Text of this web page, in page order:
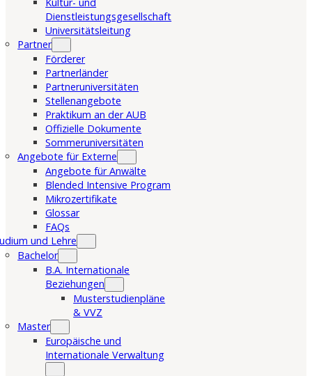
Dienstleistungsgesellschaft
Universitätsleitung
Partner
Förderer
Partnerländer
Partneruniversitäten
Stellenangebote
Praktikum an der AUB
Offizielle Dokumente
Sommeruniversitäten
Angebote für Externe
Angebote für Anwälte
Blended Intensive Program
Mikrozertifikate
Glossar
FAQs
und Lehre
Bachelor
B.A. Internationale
Beziehungen
Musterstudienpläne
& VVZ
Master
Europäische und
Internationale Verwaltung